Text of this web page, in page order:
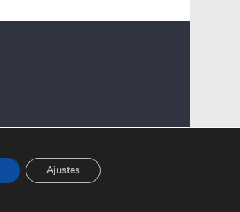
Ajustes